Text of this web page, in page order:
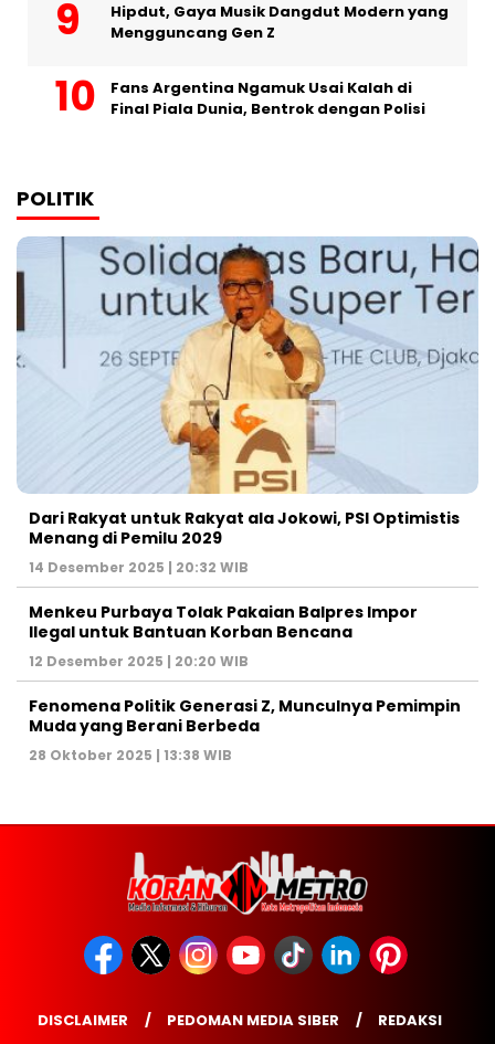
Hipdut, Gaya Musik Dangdut Modern yang
Mengguncang Gen Z
Fans Argentina Ngamuk Usai Kalah di
Final Piala Dunia, Bentrok dengan Polisi
POLITIK
Dari Rakyat untuk Rakyat ala Jokowi, PSI Optimistis
Menang di Pemilu 2029
14 Desember 2025 | 20:32 WIB
Menkeu Purbaya Tolak Pakaian Balpres Impor
Ilegal untuk Bantuan Korban Bencana
12 Desember 2025 | 20:20 WIB
Fenomena Politik Generasi Z, Munculnya Pemimpin
Muda yang Berani Berbeda
28 Oktober 2025 | 13:38 WIB
DISCLAIMER PEDOMAN MEDIA SIBER REDAKSI